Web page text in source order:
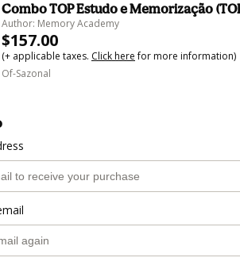
Combo TOP Estudo e Memorização
Author: Memory Academy
$157.00
(+ applicable taxes. Click herefor more information)
Of-Sazonal